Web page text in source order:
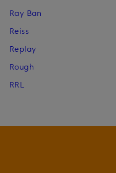
Ray Ban
Reiss
Replay
Rough
RRL